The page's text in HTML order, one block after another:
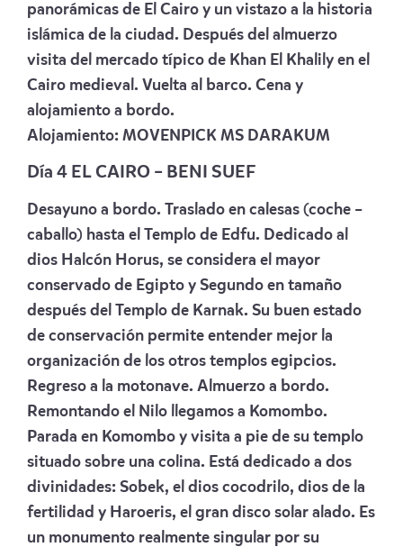
panorámicas de El Cairo y un vistazo a la historia
islámica de la ciudad. Después del almuerzo
visita del mercado típico de Khan El Khalily en el
Cairo medieval. Vuelta al barco. Cena y
alojamiento a bordo.
Alojamiento: MOVENPICK MS DARAKUM
Día 4 EL CAIRO – BENI SUEF
Desayuno a bordo. Traslado en calesas (coche –
caballo) hasta el Templo de Edfu. Dedicado al
dios Halcón Horus, se considera el mayor
conservado de Egipto y Segundo en tamaño
después del Templo de Karnak. Su buen estado
de conservación permite entender mejor la
organización de los otros templos egipcios.
Regreso a la motonave. Almuerzo a bordo.
Remontando el Nilo llegamos a Komombo.
Parada en Komombo y visita a pie de su templo
situado sobre una colina. Está dedicado a dos
divinidades: Sobek, el dios cocodrilo, dios de la
fertilidad y Haroeris, el gran disco solar alado. Es
un monumento realmente singular por su